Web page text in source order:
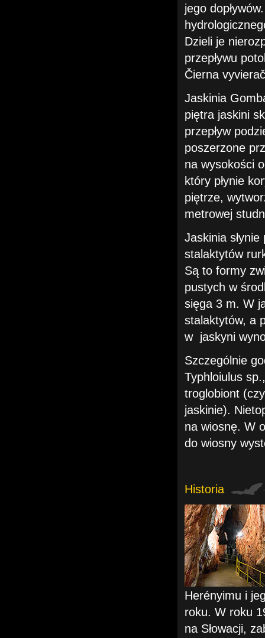
jego
Dzieli je
przepływu
Čierna
Jaskinia
piętra jaskini
przepływ
poszerzone
na wysokości
który płynie
piętrze,
metrowej
Jaskinia
stalaktytów
Są to formy
pustych w
sięga 3 m. W
stalaktytów, a
w jaskyni
Szczególnie
Typhloiulus
troglobiont
jaskinie).
na wiosnę. W
do wiosny
Historia
Herényimu i
roku. W roku
na Słowacji,